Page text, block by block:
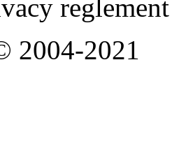
reglement
2004-2021